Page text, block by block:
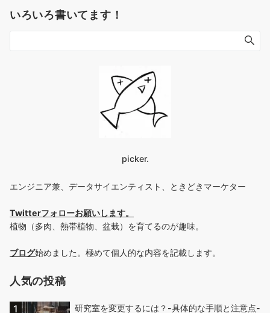
いろいろ書いてます！
picker.
エンジニア兼、データサイエンティスト、ときどきマーケター
Twitterフォローお願いします。
植物（多肉、熱帯植物、盆栽）を育てるのが趣味。
ブログ始めました。極めて個人的な内容を記載します。
人気の投稿
研究室を変更するには？-具体的な手順と注意点-